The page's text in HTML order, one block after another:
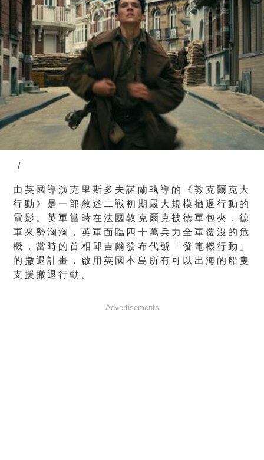
/
由英國導演克里斯多夫諾蘭執導的《敦克爾克大
行動》是一部敘述二戰初期最大規模撤退行動的
電影。英軍當時在法國敦克爾克被德軍包夾，德
軍來勢洶洶，英軍面臨四十萬兵力全軍覆沒的危
機，當時的首相邱吉爾發布代號「發電機行動」
的撤退計畫，啟用英國本島所有可以出海的船隻
支援撤退行動。
Advertisements